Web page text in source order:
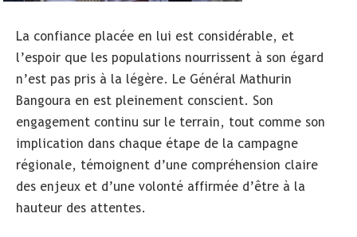
La confiance placée en lui est considérable, et
l’espoir que les populations nourrissent à son égard
n’est pas pris à la légère. Le Général Mathurin
Bangoura en est pleinement conscient. Son
engagement continu sur le terrain, tout comme son
implication dans chaque étape de la campagne
régionale, témoignent d’une compréhension claire
des enjeux et d’une volonté affirmée d’être à la
hauteur des attentes.